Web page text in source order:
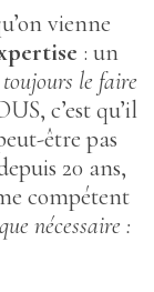
vienne
: un
le faire
c’est qu’il
être pas
20 ans,
compétent
nécessaire :